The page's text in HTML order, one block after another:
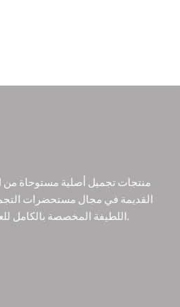
القديمة في مجال مستحضرات